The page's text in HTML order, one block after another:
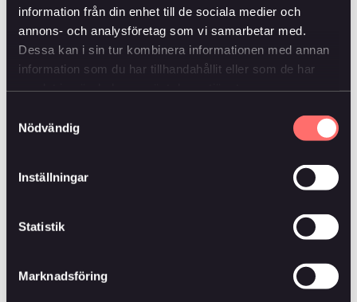
information från din enhet till de sociala medier och
annons- och analysföretag som vi samarbetar med.
Dessa kan i sin tur kombinera informationen med annan
information som du har tillhandahållit eller som de har
Nödvändig
Inställningar
Statistik
Marknadsföring
● Genomsnittlig totalavkastning över fem år är 10,4
procent
kostnadskontroll säger Niclas Fredrikson, vd för
Kort om Änkan
Änkan är expert på livförsäkringar och vi erbjuder
återbäring på livförsäkring, något som är unikt på
behållit sin kraft under snart 300 år. Vi skapar
framtidstro och frihet för familjer, genom stabil och